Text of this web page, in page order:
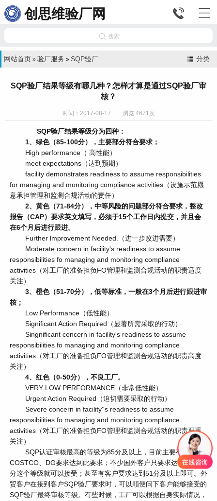
创思维验厂网 

 搜索
分类
网站首页 » 验厂服务 » SQP验厂
SQP验厂结果等级有哪几种？怎样才算是通过SQP验厂审
核？
时间：2017-08-17 浏览:4671次
SQP验厂结果等级分为四种：
1、绿色（85-100分），主要部分符合要求；
High performance（ 高性能）
meet expectations（达到预期）
facility demonstrates readiness to assume responsibilities
for managing and monitoring compliance activities（设施示范愿
意承担管理和监测合规活动的责任）
2、黄色（71-84分），中等风险的问题部分符合要求，整改
报告（CAP）要求英文填写，必须于15个工作日内提交，并且会
在6个月后进行跟进。
Further lmprovement Needed.（进一步改进需要）
Moderate concern in facility's readiness to assume
responsibilities fo managing and monitoring compliance
activities（对工厂的准备担负FO管理和监测合规活动的职责适度
关注）
3、橙色（51-70分），低等标准，一般在3个月后进行跟进审
核；
Low Performance（低性能）
Significant Action Required（显著所需采取的行动）
Singnificant concern in facility's readiness to assume
responsibilities fo managing and monitoring compliance
activities（对工厂的准备担负FO管理和监测合规活动的职责高度
关注）
4、红色（0-50分），不良工厂。
VERY LOW PERFORMANCE（非常低性能）
Urgent Action Required（迫切需要采取的行动）
Severe concern in facility''s readiness to assume
responsibilities fo managing and monitoring compliance
activities（对工厂的准备担负FO管理和监测合规活动的职责严重
关注）
SQP认证审核最高的等级为85分及以上，目前主要有
COSTCO、DG要求达到此要求；不少国外客户只要求达到71-84
分这个等级就可以接受；甚至有客户要求达到51分及以上即可。外
贸客户在接到客户SQP验厂要求时，可以顺便问下客户能够接受的
SQP验厂最终审核等级。有些时候，工厂可以根据自身实际情况，